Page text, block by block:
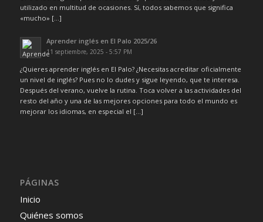
utilizado en multitud de ocasiones. Sí, todos sabemos que significa
«mucho» […]
Aprender inglés en El Palo 2025/26
11 septiembre, 2025 - 5:57 PM
¿Quieres aprender inglés en El Palo? ¿Necesitas acreditar oficialmente
un nivel de inglés? Pues no lo dudes y sigue leyendo, que te interesa.
Después del verano, vuelve la rutina. Toca volver a las actividades del
resto del año y una de las mejores opciones para todo el mundo es
mejorar los idiomas, en especial el […]
PÁGINAS
Inicio
Quiénes somos